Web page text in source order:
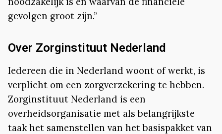
gevolgen groot zijn.”
Over Zorginstituut Nederland
Iedereen die in Nederland woont of werkt, is
verplicht om een zorgverzekering te hebben.
Zorginstituut Nederland is een
overheidsorganisatie met als belangrijkste
taak het samenstellen van het basispakket van